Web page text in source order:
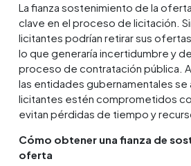
La fianza sostenimiento de la
clave en el proceso de licitación.
licitantes podrían retirar sus
lo que generaría incertidumbre y
proceso de contratación pública.
las entidades gubernamentales se
licitantes estén comprometidos
evitan pérdidas de tiempo y
Cómo obtener una fianza de
oferta